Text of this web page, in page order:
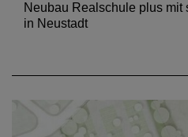
Neubau Realschule plus mit
in Neustadt